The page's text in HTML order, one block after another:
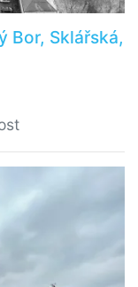
Bor, Sklářská,